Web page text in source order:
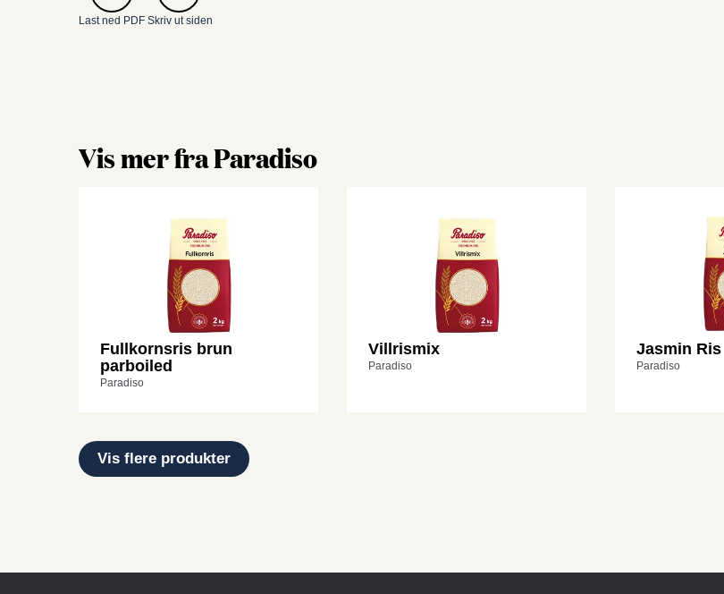
Last ned PDF Skriv ut siden
Vis mer fra Paradiso
Fullkornsris brun
parboiled
Paradiso
Villrismix
Paradiso
Jasmin Ris
Paradiso
Vis flere produkter